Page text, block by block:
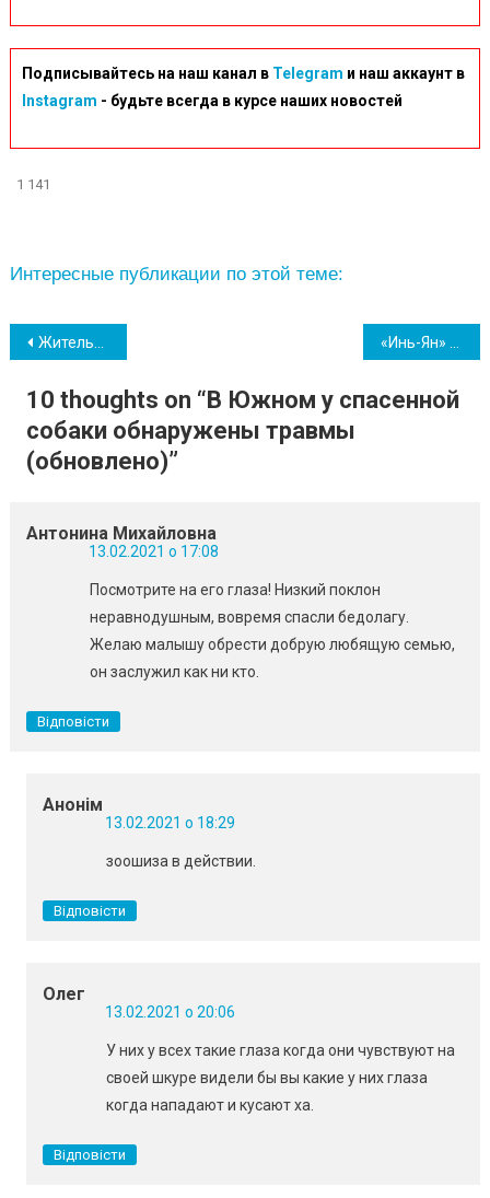
Подписывайтесь на наш канал в Telegram и наш аккаунт в
Instagram - будьте всегда в курсе наших новостей
1 141
Интересные публикации по этой теме:
Навігація
записів
Жительницу Южного подозревают в издевательстве над своей собакой
10 thoughts on “В Южном у спасенной
собаки обнаружены травмы
(обновлено)”
Антонина Михайловна
13.02.2021 о 17:08
Посмотрите на его глаза! Низкий поклон
неравнодушным, вовремя спасли бедолагу.
Желаю малышу обрести добрую любящую семью,
он заслужил как ни кто.
Відповісти
Анонім
13.02.2021 о 18:29
зоошиза в действии.
Відповісти
Олег
13.02.2021 о 20:06
У них у всех такие глаза когда они чувствуют на
своей шкуре видели бы вы какие у них глаза
когда нападают и кусают ха.
Відповісти